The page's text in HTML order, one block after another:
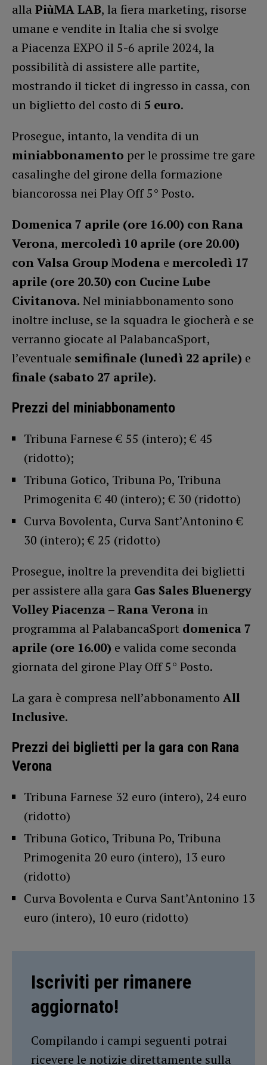
alla PiùMA LAB, la fiera marketing, risorse
umane e vendite in Italia che si svolge
a Piacenza EXPO il 5-6 aprile 2024, la
possibilità di assistere alle partite,
mostrando il ticket di ingresso in cassa, con
un biglietto del costo di 5 euro.
Prosegue, intanto, la vendita di un
miniabbonamento per le prossime tre gare
casalinghe del girone della formazione
biancorossa nei Play Off 5° Posto.
Domenica 7 aprile (ore 16.00) con Rana
Verona, mercoledì 10 aprile (ore 20.00)
con Valsa Group Modena e mercoledì 17
aprile (ore 20.30) con Cucine Lube
Civitanova. Nel miniabbonamento sono
inoltre incluse, se la squadra le giocherà e se
verranno giocate al PalabancaSport,
l’eventuale semifinale (lunedì 22 aprile) e
finale (sabato 27 aprile).
Prezzi del miniabbonamento
Tribuna Farnese € 55 (intero); € 45
(ridotto);
Tribuna Gotico, Tribuna Po, Tribuna
Primogenita € 40 (intero); € 30 (ridotto)
Curva Bovolenta, Curva Sant’Antonino €
30 (intero); € 25 (ridotto)
Prosegue, inoltre la prevendita dei biglietti
per assistere alla gara Gas Sales Bluenergy
Volley Piacenza – Rana Verona in
programma al PalabancaSport domenica 7
aprile (ore 16.00) e valida come seconda
giornata del girone Play Off 5° Posto.
La gara è compresa nell’abbonamento All
Inclusive.
Prezzi dei biglietti per la gara con Rana
Verona
Tribuna Farnese 32 euro (intero), 24 euro
(ridotto)
Tribuna Gotico, Tribuna Po, Tribuna
Primogenita 20 euro (intero), 13 euro
(ridotto)
Curva Bovolenta e Curva Sant’Antonino 13
euro (intero), 10 euro (ridotto)
Iscriviti per rimanere
aggiornato!
Compilando i campi seguenti potrai
ricevere le notizie direttamente sulla